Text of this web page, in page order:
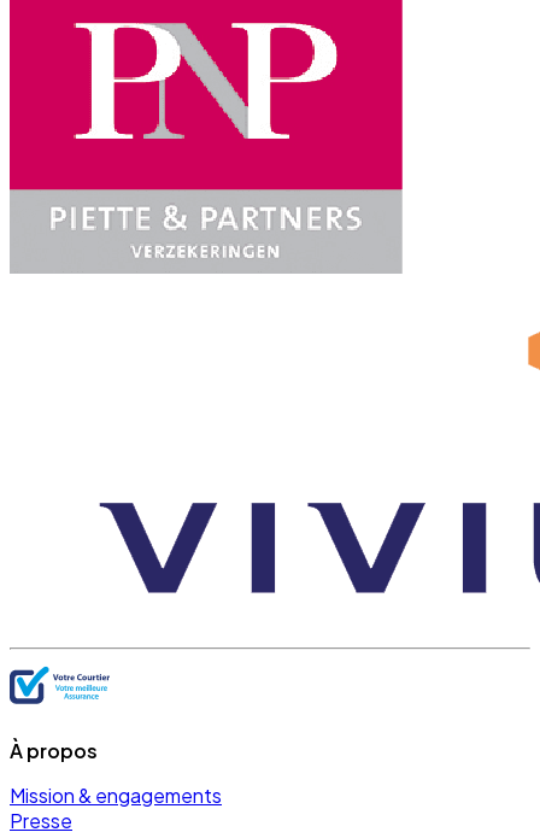
À propos
Mission & engagements
Presse